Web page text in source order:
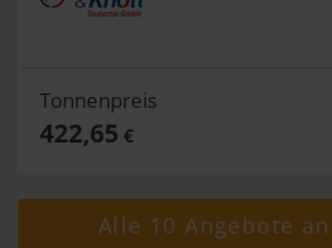
Tonnenpreis
422,65 €
Alle 10 Angebote